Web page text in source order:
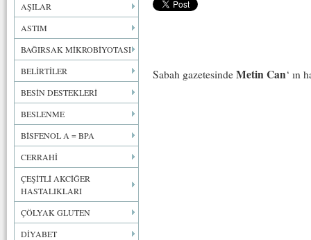
AŞILAR
ASTIM
BAĞIRSAK MİKROBİYOTASI
BELİRTİLER
BESİN DESTEKLERİ
BESLENME
BİSFENOL A = BPA
CERRAHİ
ÇEŞİTLİ AKCİĞER
HASTALIKLARI
ÇÖLYAK GLUTEN
DİYABET
Sabah gazetesinde Metin Can‘ ın